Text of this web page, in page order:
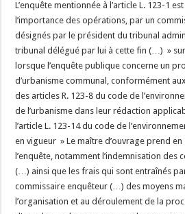
L’enquête mentionnée à l’article L. 123-1
l’importance des opérations, par un
désignés par le président du tribunal
tribunal délégué par lui à cette fin (…) »
lorsque l’enquête publique concerne un
d’urbanisme communal, conformément
des articles R. 123-8 du code de
de l’urbanisme dans leur rédaction
l’article L. 123-14 du code de
en vigueur » Le maître d’ouvrage prend
l’enquête, notamment l’indemnisation des
(…) ainsi que les frais qui sont entraînés
commissaire enquêteur (…) des moyens
l’organisation et au déroulement de la